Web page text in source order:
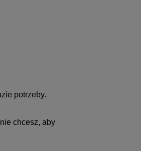
potrzeby.
chcesz, aby